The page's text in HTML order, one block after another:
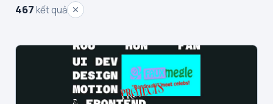
467kết quả